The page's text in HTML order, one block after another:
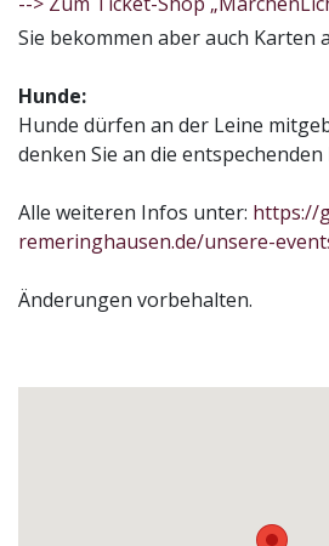
Sie bekommen aber auch Karten
Hunde:
Hunde dürfen an der Leine
denken Sie an die
Alle weiteren Infos unter: https://
remeringhausen.de/unsere-
Änderungen vorbehalten.